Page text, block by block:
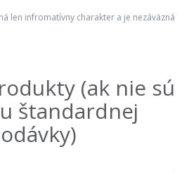
len infromatívny charakter a je nezáväzná
(ak nie sú
štandardnej